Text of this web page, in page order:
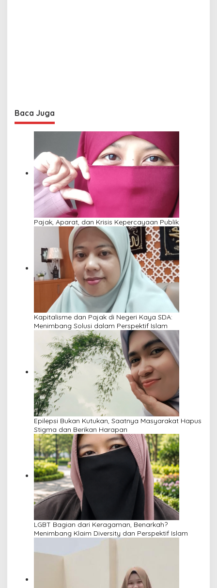
Baca Juga
Pajak, Aparat, dan Krisis Kepercayaan Publik
Kapitalisme dan Pajak di Negeri Kaya SDA:
Menimbang Solusi dalam Perspektif Islam
Epilepsi Bukan Kutukan, Saatnya Masyarakat Hapus
Stigma dan Berikan Harapan
LGBT Bagian dari Keragaman, Benarkah?
Menimbang Klaim Diversity dan Perspektif Islam